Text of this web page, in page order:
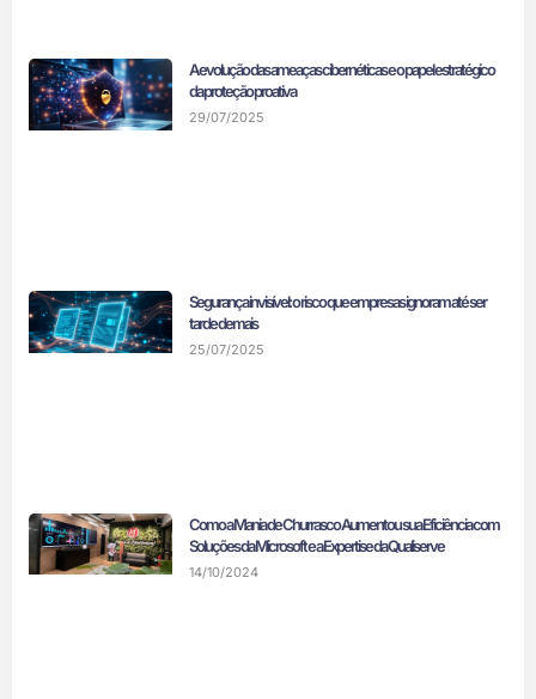
A evolução das ameaças cibernéticas e o papel estratégico
da proteção proativa
29/07/2025
Segurança invisível: o risco que empresas ignoram até ser
tarde demais
25/07/2025
Como a Mania de Churrasco Aumentou sua Eficiência com
Soluções da Microsoft e a Expertise da Qualiserve
14/10/2024